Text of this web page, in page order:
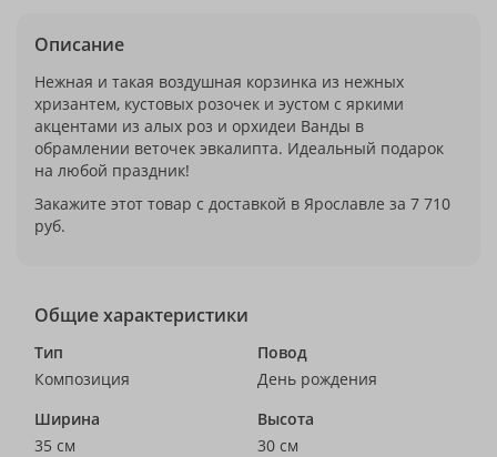
Описание
Нежная и такая воздушная корзинка из нежных
хризантем, кустовых розочек и эустом с яркими
акцентами из алых роз и орхидеи Ванды в
обрамлении веточек эвкалипта. Идеальный подарок
на любой праздник!
Закажите этот товар с доставкой в Ярославле за 7 710
руб.
Общие характеристики
Тип
Композиция
Повод
День рождения
Ширина
35 см
Высота
30 см